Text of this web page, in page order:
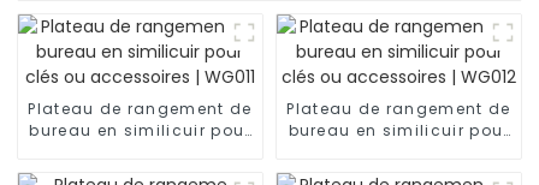
Plateau de rangement de
bureau en similicuir pour
WG011
Plateau de rangement de
bureau en similicuir pour
WG012